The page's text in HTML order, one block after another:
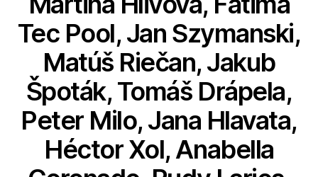
Tec Pool, Jan Szymanski,
Matúš Riečan, Jakub
Špoták, Tomáš Drápela,
Peter Milo, Jana Hlavata,
Héctor Xol, Anabella